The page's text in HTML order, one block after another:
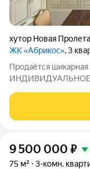
хутор Новая
ЖК «Абрикос», 3
Продаётся
дорогостоящие
потребности, для
9 500 000 ₽
75 м² 3-комн.